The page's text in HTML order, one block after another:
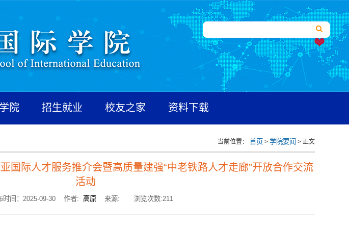
院 招生就业 校友之家 资料下载
当前位置： 首页 > 学院要闻 > 正文
国际人才服务推介会暨高质量建强“中老铁路人才走廊”开放合作交流
活动
时间：2025-09-30 作者: 高原 来源: 浏览次数:211